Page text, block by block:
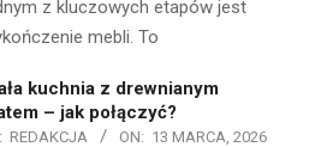
z kluczowych etapów jest
mebli. To
kuchnia z drewnianym
– jak połączyć?
REDAKCJA ON: 13 MARCA, 2026